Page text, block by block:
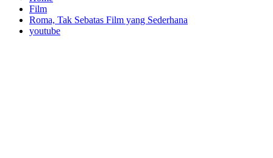
Film
Roma, Tak Sebatas Film yang Sederhana
youtube